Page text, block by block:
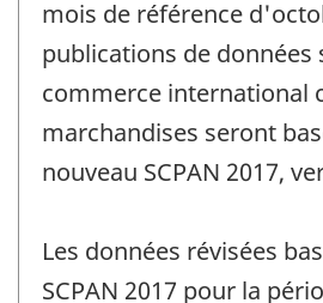
mois de référence
publications de données
commerce international
marchandises seront
nouveau SCPAN 2017,
Les données révisées
SCPAN 2017 pour la